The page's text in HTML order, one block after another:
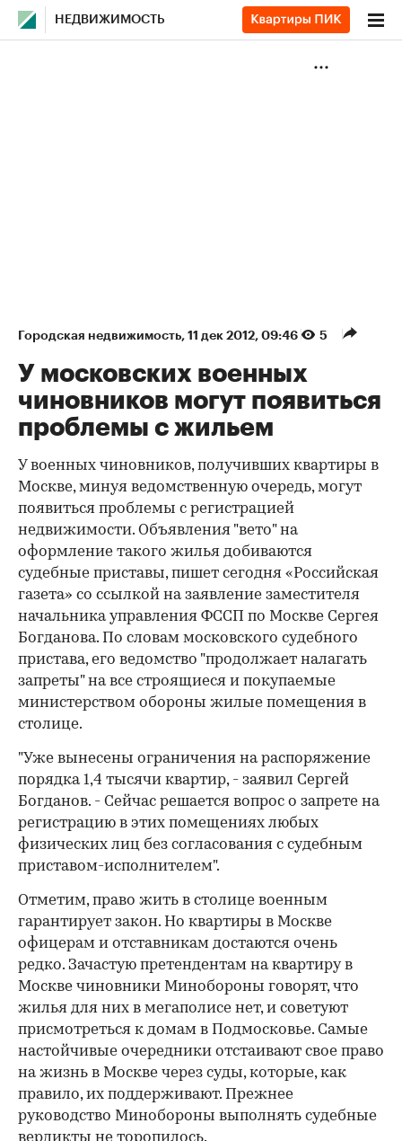
НЕДВИЖИМОСТЬ
Городская недвижимость⁠, 11 дек 2012, 09:46 5
У московских военных
чиновников могут появиться
проблемы с жильем
У военных чиновников, получивших квартиры в
Москве, минуя ведомственную очередь, могут
появиться проблемы с регистрацией
недвижимости. Объявления "вето" на
оформление такого жилья добиваются
судебные приставы, пишет сегодня «Российская
газета» со ссылкой на заявление заместителя
начальника управления ФССП по Москве Сергея
Богданова. По словам московского судебного
пристава, его ведомство "продолжает налагать
запреты" на все строящиеся и покупаемые
министерством обороны жилые помещения в
столице.
"Уже вынесены ограничения на распоряжение
порядка 1,4 тысячи квартир, - заявил Сергей
Богданов. - Сейчас решается вопрос о запрете на
регистрацию в этих помещениях любых
физических лиц без согласования с судебным
приставом-исполнителем".
Отметим, право жить в столице военным
гарантирует закон. Но квартиры в Москве
офицерам и отставникам достаются очень
редко. Зачастую претендентам на квартиру в
Москве чиновники Минобороны говорят, что
жилья для них в мегаполисе нет, и советуют
присмотреться к домам в Подмосковье. Самые
настойчивые очередники отстаивают свое право
на жизнь в Москве через суды, которые, как
правило, их поддерживают. Прежнее
руководство Минобороны выполнять судебные
вердикты не торопилось.